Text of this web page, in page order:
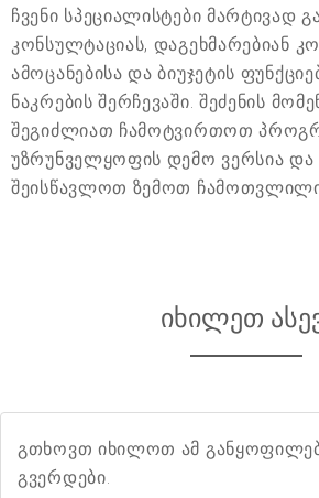
ჩვენი სპეციალისტები მარტივად
კონსულტაციას, დაგეხმარებიან
ამოცანებისა და ბიუჯეტის
ნაკრების შერჩევაში. შეძენის
შეგიძლიათ ჩამოტვირთოთ
უზრუნველყოფის დემო ვერსია და
შეისწავლოთ ზემოთ ჩამოთვლილი
იხილეთ
გთხოვთ იხილოთ ამ
გვერდები.